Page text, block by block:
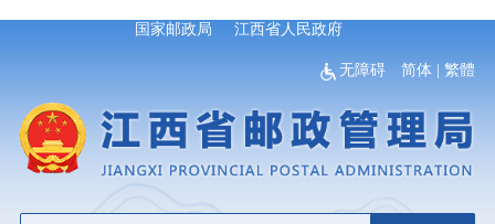
国家邮政局 江西省人民政府
无障碍 简体 |繁體